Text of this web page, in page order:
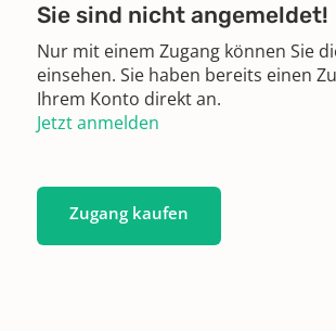
Sie sind nicht angemeldet!
Nur mit einem Zugang können Sie
einsehen. Sie haben bereits einen
Ihrem Konto direkt an.
Jetzt anmelden
Zugang kaufen